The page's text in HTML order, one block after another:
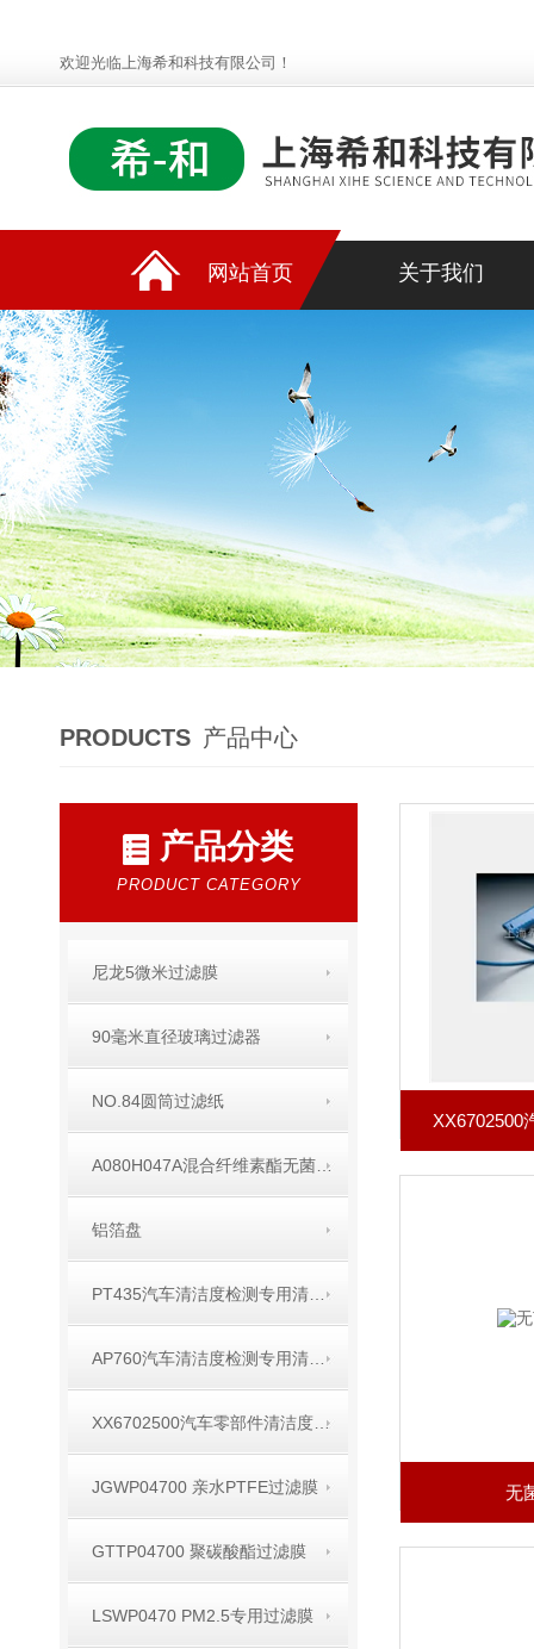
欢迎光临上海希和科技有限公司！
网站首页 关于我们
PRODUCTS 产品中心
产品分类
PRODUCT CATEGORY
尼龙5微米过滤膜
90毫米直径玻璃过滤器
NO.84圆筒过滤纸
A080H047A混合纤维素酯无菌过滤膜
铝箔盘
XX6702500汽车零部件清洁度专用喷枪
JGWP04700 亲水PTFE过滤膜
GTTP04700 聚碳酸酯过滤膜
LSWP0470 PM2.5专用过滤膜
XX6702500
无